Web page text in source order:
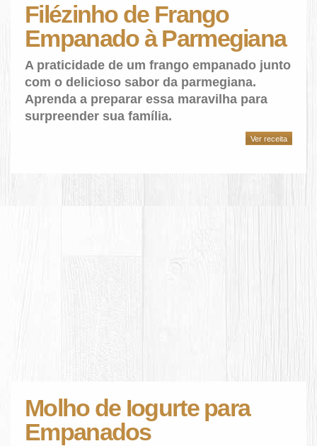
Filézinho de Frango
Empanado à Parmegiana
A praticidade de um frango empanado junto
com o delicioso sabor da parmegiana.
Aprenda a preparar essa maravilha para
surpreender sua família.
Ver receita
Molho de Iogurte para
Empanados